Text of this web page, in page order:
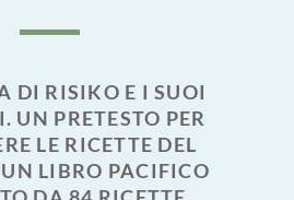
DI RISIKO E I SUOI
UN PRETESTO PER
LE RICETTE DEL
LIBRO PACIFICO